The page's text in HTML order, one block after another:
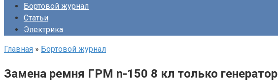
Бортовой журнал
Статьи
Электрика
Главная » Бортовой журнал
Замена ремня ГРМ n-150 8 кл только генератор